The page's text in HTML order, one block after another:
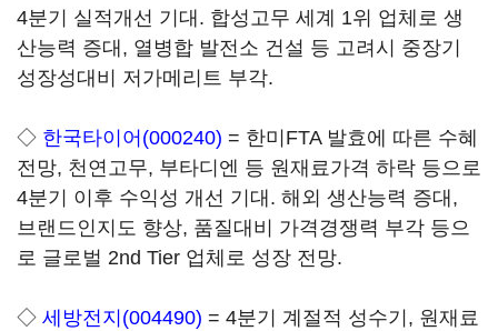
4분기 실적개선 기대. 합성고무 세계 1위 업체로 생
산능력 증대, 열병합 발전소 건설 등 고려시 중장기
성장성대비 저가메리트 부각.
◇ 한국타이어(000240) = 한미FTA 발효에 따른 수혜
전망, 천연고무, 부타디엔 등 원재료가격 하락 등으로
4분기 이후 수익성 개선 기대. 해외 생산능력 증대,
브랜드인지도 향상, 품질대비 가격경쟁력 부각 등으
로 글로벌 2nd Tier 업체로 성장 전망.
◇ 세방전지(004490) = 4분기 계절적 성수기, 원재료